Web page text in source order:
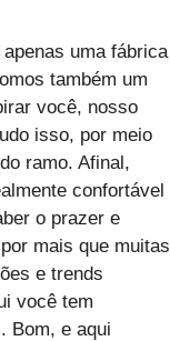
uma fábrica
também um
você, nosso
isso, por meio
ramo. Afinal,
confortável
o prazer e
mais que muitas
e trends
você tem
Bom, e aqui